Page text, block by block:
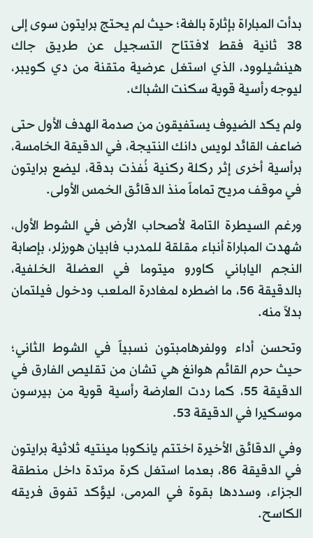
بدأت المباراة بإثارة بالغة؛ حيث لم يحتج برايتون سوى إلى
38 ثانية فقط لافتتاح التسجيل عن طريق جاك
هينشيلوود، الذي استغل عرضية متقنة من دي كويبر،
ليوجه رأسية قوية سكنت الشباك.
ولم يكد الضيوف يستفيقون من صدمة الهدف الأول حتى
ضاعف القائد لويس دانك النتيجة، في الدقيقة الخامسة،
برأسية أخرى إثر ركلة ركنية نُفذت بدقة، ليضع برايتون
في موقف مريح تماماً منذ الدقائق الخمس الأولى.
ورغم السيطرة التامة لأصحاب الأرض في الشوط الأول،
شهدت المباراة أنباء مقلقة للمدرب فابيان هورزلر، بإصابة
النجم الياباني كاورو ميتوما في العضلة الخلفية،
بالدقيقة 56، ما اضطره لمغادرة الملعب ودخول فيلتمان
بدلاً منه.
وتحسن أداء وولفرهامبتون نسبياً في الشوط الثاني؛
حيث حرم القائم هوانغ هي تشان من تقليص الفارق في
الدقيقة 55، كما ردت العارضة رأسية قوية من بيرسون
موسكيرا في الدقيقة 53.
وفي الدقائق الأخيرة اختتم يانكوبا مينتيه ثلاثية برايتون
في الدقيقة 86، بعدما استغل كرة مرتدة داخل منطقة
الجزاء، وسددها بقوة في المرمى، ليؤكد تفوق فريقه
الكاسح.